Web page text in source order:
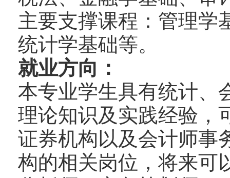
主要支撑课程：管理学
统计学基础等。
就业方向：
本专业学生具有统计、
理论知识及实践经验，
证券机构以及会计师事
构的相关岗位，将来可